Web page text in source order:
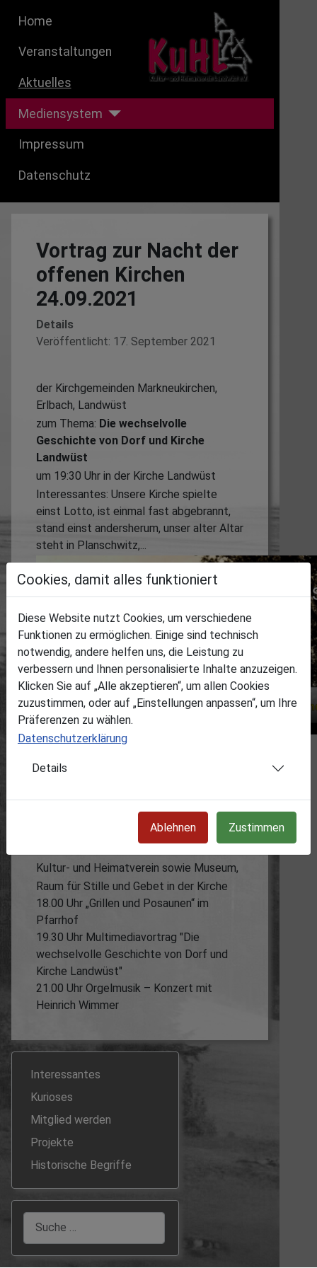
Home
Veranstaltungen
Aktuelles
Mediensystem
Impressum
Datenschutz
Interessantes
Kurioses
Mitglied werden
Projekte
Historische Begriffe
Vortrag zur Nacht der
offenen Kirchen
24.09.2021
Details
Veröffentlicht: 17. September 2021
der Kirchgemeinden Markneukirchen,
Erlbach, Landwüst
zum Thema: Die wechselvolle
Geschichte von Dorf und Kirche
Landwüst
um 19:30 Uhr in der Kirche Landwüst
Interessantes: Unsere Kirche spielte
einst Lotto, ist einmal fast abgebrannt,
stand einst andersherum, unser alter Altar
steht in Planschwitz,...
St. Laurentius Kirche
Landwüst
mit Motiven aus Landwüst und
Umgebung in der Kirche, erstellt
vom
Gymnasium Markneukirchen, erweitert mit
Kultur- und Heimatverein sowie Museum,
Raum für Stille und Gebet in der Kirche
18.00 Uhr „Grillen und Posaunen“ im
Pfarrhof
19.30 Uhr Multimediavortrag "Die
wechselvolle Geschichte von Dorf und
Kirche Landwüst"
21.00 Uhr Orgelmusik – Konzert mit
Heinrich Wimmer
Cookies, damit alles funktioniert
Diese Website nutzt Cookies, um verschiedene
Funktionen zu ermöglichen. Einige sind technisch
notwendig, andere helfen uns, die Leistung zu
verbessern und Ihnen personalisierte Inhalte anzuzeigen.
Klicken Sie auf „Alle akzeptieren“, um allen Cookies
zuzustimmen, oder auf „Einstellungen anpassen“, um Ihre
Präferenzen zu wählen.
Datenschutzerklärung
Details
Ablehnen Zustimmen